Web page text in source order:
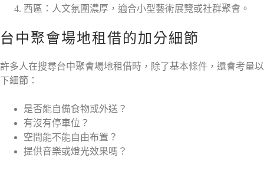
西區：人文氛圍濃厚，適合小型藝術展覽或社群聚會。
台中聚會場地租借的加分細節
許多人在搜尋台中聚會場地租借時，除了基本條件，還會考量以
下細節：
是否能自備食物或外送？
有沒有停車位？
空間能不能自由布置？
提供音樂或燈光效果嗎？